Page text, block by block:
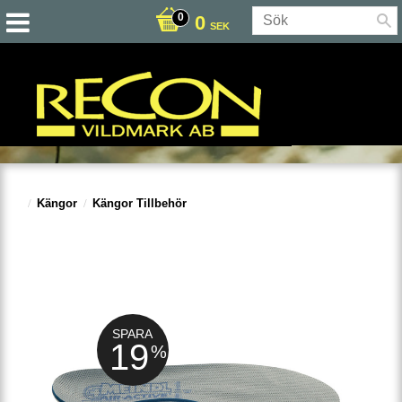
0 SEK
Kängor Kängor Tillbehör
SPARA
19%